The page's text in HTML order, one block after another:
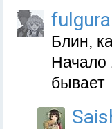
Блин,
Начало
бывает